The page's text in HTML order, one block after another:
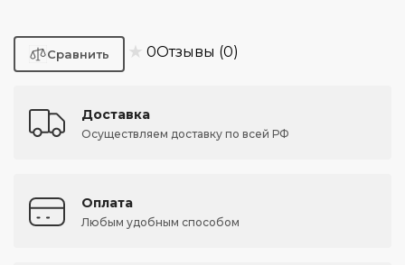
★ 0Отзывы (0)
Доставка
Осуществляем доставку по всей РФ
Оплата
Любым удобным способом